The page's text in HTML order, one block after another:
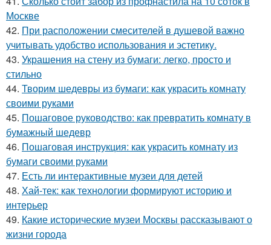
Москве
42. При расположении смесителей в душевой важно
учитывать удобство использования и эстетику.
43. Украшения на стену из бумаги: легко, просто и
стильно
44. Творим шедевры из бумаги: как украсить комнату
своими руками
45. Пошаговое руководство: как превратить комнату в
бумажный шедевр
46. Пошаговая инструкция: как украсить комнату из
бумаги своими руками
47. Есть ли интерактивные музеи для детей
48. Хай-тек: как технологии формируют историю и
интерьер
49. Какие исторические музеи Москвы рассказывают о
жизни города